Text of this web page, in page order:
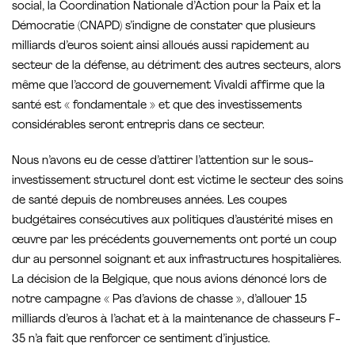
social, la Coordination Nationale d’Action pour la Paix et la
Démocratie (CNAPD) s’indigne de constater que plusieurs
milliards d’euros soient ainsi alloués aussi rapidement au
secteur de la défense, au détriment des autres secteurs, alors
même que l’accord de gouvernement Vivaldi affirme que la
santé est « fondamentale » et que des investissements
considérables seront entrepris dans ce secteur.
Nous n’avons eu de cesse d’attirer l’attention sur le sous-
investissement structurel dont est victime le secteur des soins
de santé depuis de nombreuses années. Les coupes
budgétaires consécutives aux politiques d’austérité mises en
œuvre par les précédents gouvernements ont porté un coup
dur au personnel soignant et aux infrastructures hospitalières.
La décision de la Belgique, que nous avions dénoncé lors de
notre campagne « Pas d’avions de chasse », d’allouer 15
milliards d’euros à l’achat et à la maintenance de chasseurs F-
35 n’a fait que renforcer ce sentiment d’injustice.